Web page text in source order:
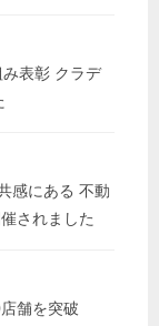
表彰 クラデ
感にある 不動
されました
店舗を突破